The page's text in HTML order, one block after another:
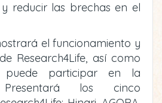
reducir las brechas en el
el funcionamiento y
Research4Life, así como
puede participar en la
Presentará los cinco